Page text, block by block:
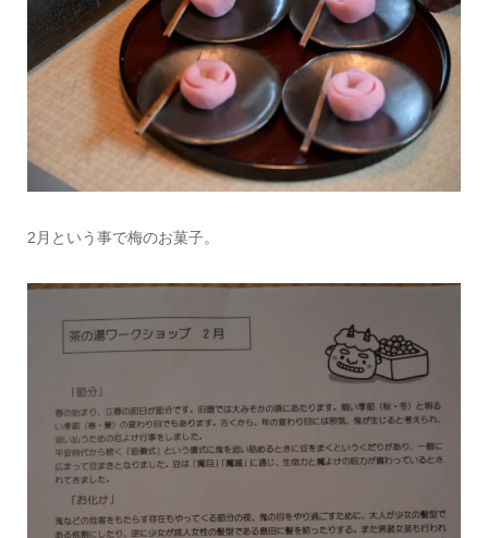
2月という事で梅のお菓子。